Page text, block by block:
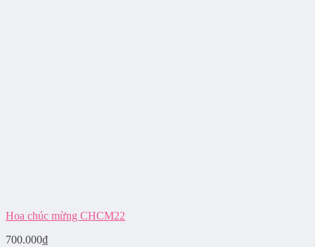
Hoa chúc mừng CHCM22
700.000₫